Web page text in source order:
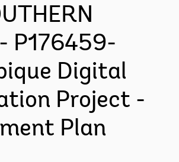
P176459-
Digital
Project -
Plan